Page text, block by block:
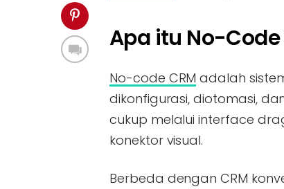
Apa itu No-Code
No-code CRM adalah
dikonfigurasi, diotomasi,
cukup melalui interface
konektor visual.
Berbeda dengan CRM